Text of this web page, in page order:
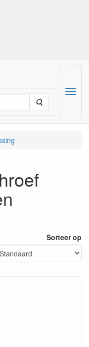
Zoeken
Menu
Sorteer op